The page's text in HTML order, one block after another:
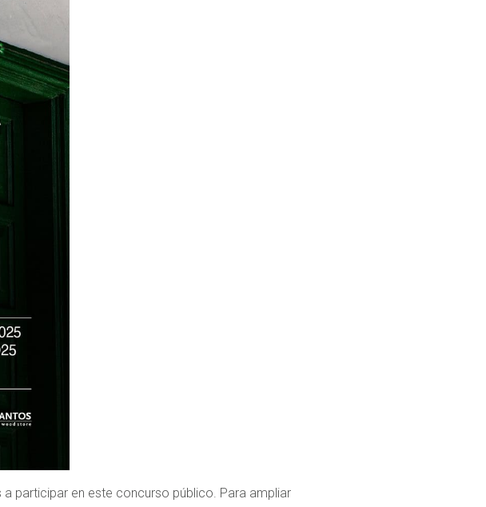
participar en este concurso público. Para ampliar